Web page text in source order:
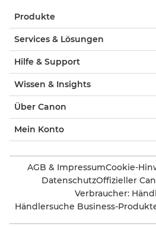
Produkte
Services & Lösungen
Hilfe & Support
Wissen & Insights
Über Canon
Mein Konto
AGB & ImpressumCookie-
DatenschutzOffizieller
Verbraucher:
Händlersuche Business-